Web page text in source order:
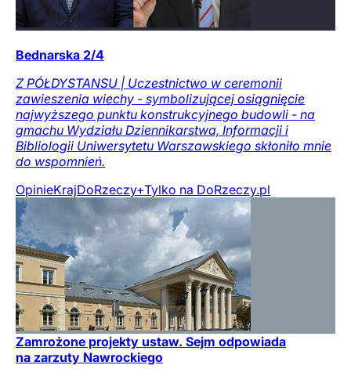
Bednarska 2/4
Z PÓŁDYSTANSU | Uczestnictwo w ceremonii
zawieszenia wiechy - symbolizującej osiągnięcie
najwyższego punktu konstrukcyjnego budowli - na
gmachu Wydziału Dziennikarstwa, Informacji i
Bibliologii Uniwersytetu Warszawskiego skłoniło mnie
do wspomnień.
OpinieKrajDoRzeczy+Tylko na DoRzeczy.pl
Zamrożone projekty ustaw. Sejm odpowiada
na zarzuty Nawrockiego